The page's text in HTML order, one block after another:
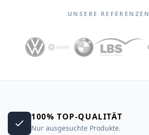
UNSERE REFERENZEN
100% TOP-QUALITÄT
Nur ausgesuchte Produkte.